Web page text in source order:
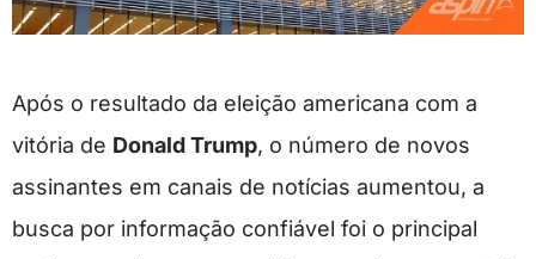
Após o resultado da eleição americana com a
vitória de Donald Trump, o número de novos
assinantes em canais de notícias aumentou, a
busca por informação confiável foi o principal